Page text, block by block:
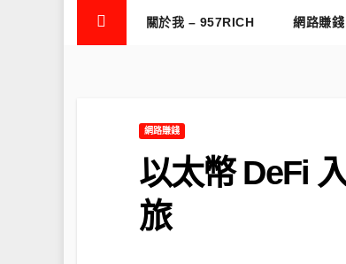
關於我 – 957RICH 網路賺錢
網路賺錢
以太幣 DeFi
旅